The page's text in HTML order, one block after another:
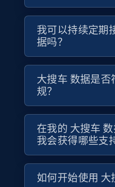
Airbnb Properties
Name, Price, Image,
Availability, Discount,
Travel
我可以持续定期
据吗？
大搜车 数据是否
规？
在我的 大搜车 数
我会获得哪些支
如何开始使用 大